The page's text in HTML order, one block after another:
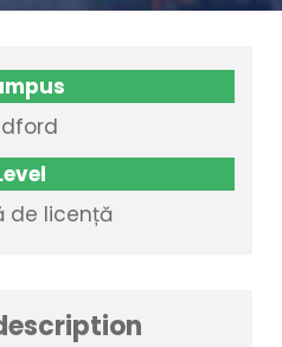
de licență